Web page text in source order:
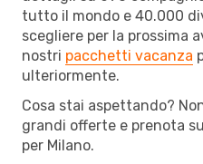
tutto il mondo e 40.000
scegliere per la prossima
nostri pacchetti vacanza
ulteriormente.
Cosa stai aspettando?
grandi offerte e prenota
per Milano.